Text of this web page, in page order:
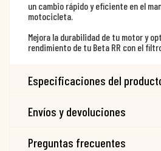
un cambio rápido y eficiente en el
motocicleta.
Mejora la durabilidad de tu motor y
rendimiento de tu Beta RR con el
Especificaciones del
Envíos y devoluciones
Preguntas frecuentes